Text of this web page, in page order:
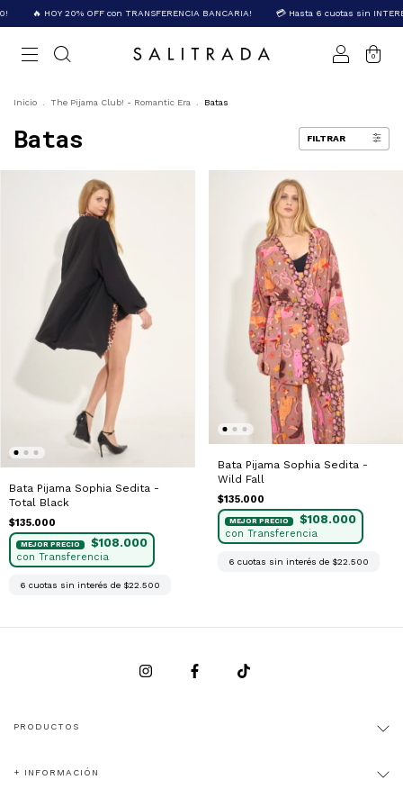
🔥 HOY 20% OFF con TRANSFERENCIA BANCARIA! 💳 Hasta 6 cuotas sin
0
Inicio The Pijama Club! - Romantic Era Batas
Batas FILTRAR
Bata Pijama Sophia Sedita -
Total Black
$135.000
$108.000
6 cuotas sin interés de $22.500
Bata Pijama Sophia Sedita -
Wild Fall
$135.000
$108.000
6 cuotas sin interés de $22.500
PRODUCTOS
+ INFORMACIÓN